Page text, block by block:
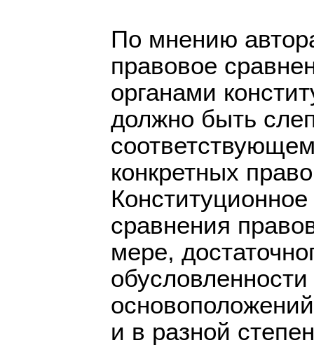
По мнению
правовое
органами
должно быть
конкретных
сравнения
мере,
и в разной